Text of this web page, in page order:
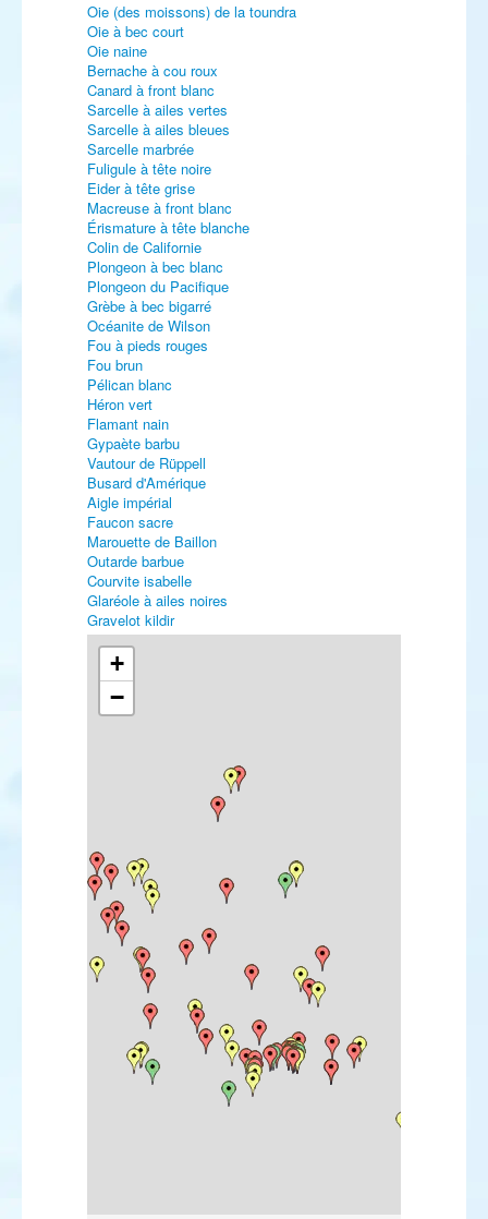
Oie (des moissons) de la toundra
Oie à bec court
Oie naine
Bernache à cou roux
Canard à front blanc
Sarcelle à ailes vertes
Sarcelle à ailes bleues
Sarcelle marbrée
Fuligule à tête noire
Eider à tête grise
Macreuse à front blanc
Érismature à tête blanche
Colin de Californie
Plongeon à bec blanc
Plongeon du Pacifique
Grèbe à bec bigarré
Océanite de Wilson
Fou à pieds rouges
Fou brun
Pélican blanc
Héron vert
Flamant nain
Gypaète barbu
Vautour de Rüppell
Busard d'Amérique
Aigle impérial
Faucon sacre
Marouette de Baillon
Outarde barbue
Courvite isabelle
Glaréole à ailes noires
Gravelot kildir
Gravelot de Leschenault
Pluvier asiatique
Pluvier fauve
Vanneau à queue blanche
Bécasseau à cou roux
Bécasseau à queue pointue
Bécasseau à échasses
Bartramie des champs
Chevalier solitaire
Chevalier grivelé
Chevalier de Sibérie
Mouette atricille
Mouette de Franklin
Mouette de Bonaparte
Mouette de Ross
Mouette blanche
Goéland d'Amérique
Sterne fuligineuse
Sterne bridée
Sterne royale (américaine)
Sterne (royale) africaine
+
−